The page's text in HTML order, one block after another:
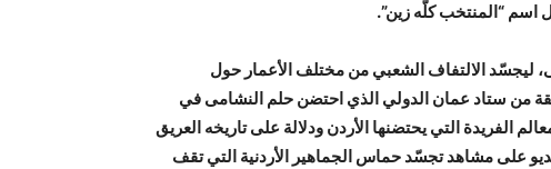
اسم “المنتخب كلّه زين”.
ليجسّد الالتفاف الشعبي من مختلف الأعمار حول
من ستاد عمان الدولي الذي احتضن حلم النشامى في
الفريدة التي يحتضنها الأردن ودلالة على تاريخه العريق
على مشاهد تجسّد حماس الجماهير الأردنية التي تقف